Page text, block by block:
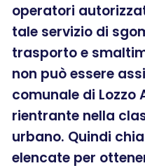
operatori
tale servizio di
trasporto e
non può essere
comunale di Lozzo
rientrante nella
urbano. Quindi
elencate per